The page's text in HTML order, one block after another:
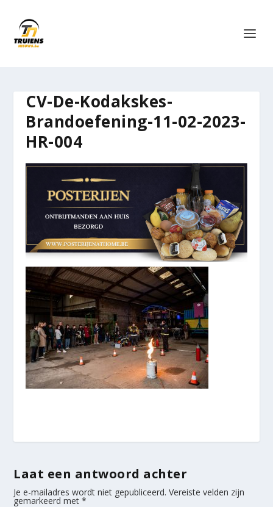
CV-De-Kodakskes-
Brandoefening-11-02-2023-
HR-004
Laat een antwoord achter
Je e-mailadres wordt niet gepubliceerd. Vereiste velden zijn
gemarkeerd met*